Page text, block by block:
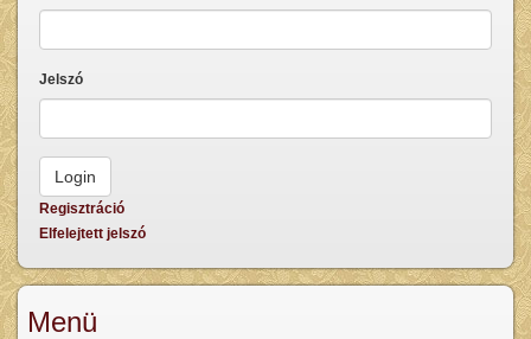
Jelszó
Regisztráció
Elfelejtett jelszó
Menü